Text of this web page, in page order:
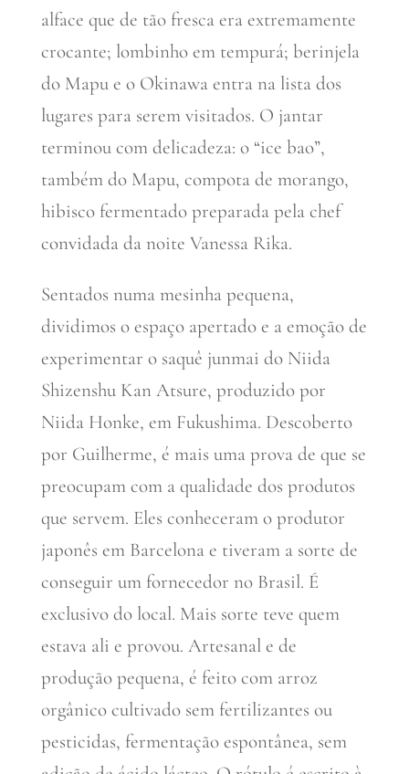
alface que de tão fresca era extremamente
crocante; lombinho em tempurá; berinjela
do Mapu e o Okinawa entra na lista dos
lugares para serem visitados. O jantar
terminou com delicadeza: o “ice bao”,
também do Mapu, compota de morango,
hibisco fermentado preparada pela chef
convidada da noite Vanessa Rika.
Sentados numa mesinha pequena,
dividimos o espaço apertado e a emoção de
experimentar o saquê junmai do Niida
Shizenshu Kan Atsure, produzido por
Niida Honke, em Fukushima. Descoberto
por Guilherme, é mais uma prova de que se
preocupam com a qualidade dos produtos
que servem. Eles conheceram o produtor
japonês em Barcelona e tiveram a sorte de
conseguir um fornecedor no Brasil. É
exclusivo do local. Mais sorte teve quem
estava ali e provou. Artesanal e de
produção pequena, é feito com arroz
orgânico cultivado sem fertilizantes ou
pesticidas, fermentação espontânea, sem